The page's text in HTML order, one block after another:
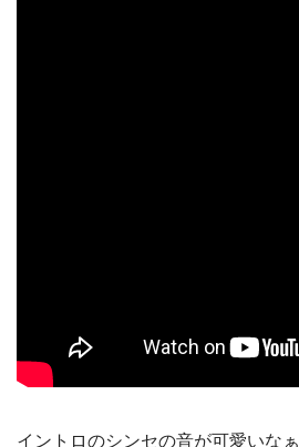
イントロのシンセの音が可愛いな